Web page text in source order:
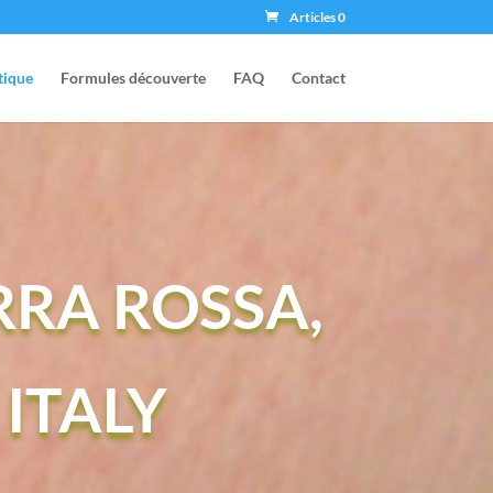
Articles 0
Formules découverte FAQ Contact
ROSSA,